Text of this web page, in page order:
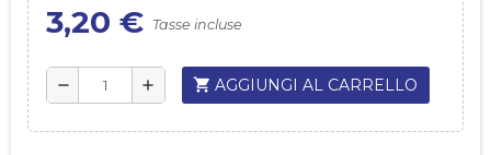
3,20 € Tasse incluse
remove add shopping_cart AGGIUNGI AL CARRELLO